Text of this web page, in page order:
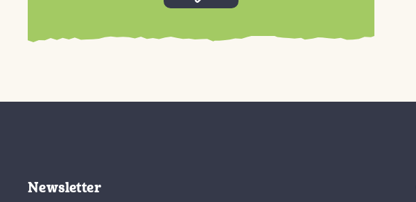
Newsletter